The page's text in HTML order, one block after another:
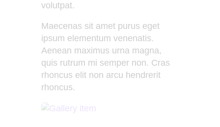
volutpat.
Maecenas sit amet purus eget
ipsum elementum venenatis.
Aenean maximus urna magna,
quis rutrum mi semper non. Cras
rhoncus elit non arcu hendrerit
rhoncus.